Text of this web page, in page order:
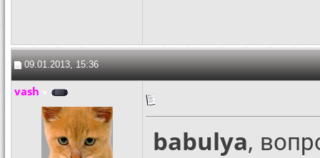
09.01.2013, 15:36
vash
babulya,